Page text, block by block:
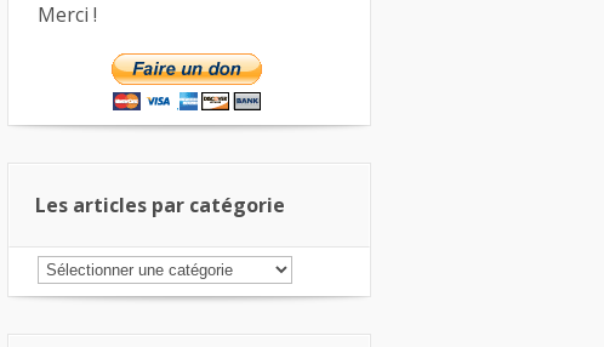
Merci !
Les articles par catégorie
Les
articles